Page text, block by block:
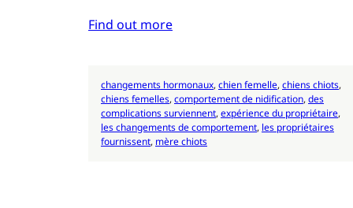
Find out more
changements hormonaux, chien femelle, chiens chiots
chiens femelles, comportement de nidification, des
complications surviennent, expérience du propriétaire
les changements de comportement, les propriétaires
fournissent, mère chiots